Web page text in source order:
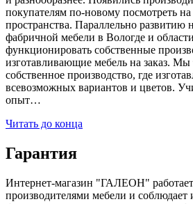
покупателям по-новому посмотреть
пространства. Параллельно развитию
фабричной мебели в Вологде и
функционировать собственные
изготавливающие мебель на заказ.
собственное производство, где
всевозможных вариантов и цветов.
опыт…
Читать до конца
Гарантия
Интернет-магазин "ГАЛЕОН"
производителями мебели и соблюдает